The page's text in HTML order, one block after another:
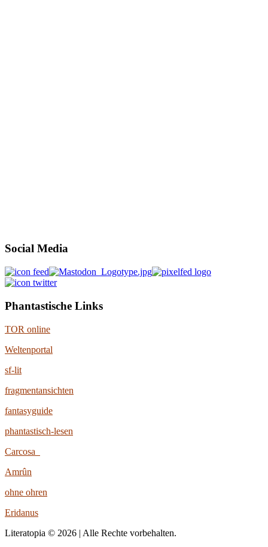
Social Media
Phantastische Links
TOR online
Weltenportal
sf-lit
fragmentansichten
fantasyguide
phantastisch-lesen
Carcosa
Amrûn
ohne ohren
Eridanus
Literatopia © 2026 | Alle Rechte vorbehalten.